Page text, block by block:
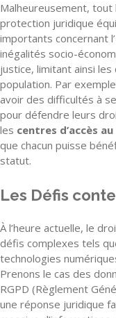
Malheureusement, tout
protection juridique
importants concernant l’
inégalités socio-
justice, limitant ainsi
population. Par
avoir des difficultés à
pour défendre leurs
les centres d’accès
que chacun puisse
statut.
Les Défis
À l’heure actuelle, le
défis complexes tels
technologies
Prenons le cas des
RGPD (Règlement
une réponse juridique